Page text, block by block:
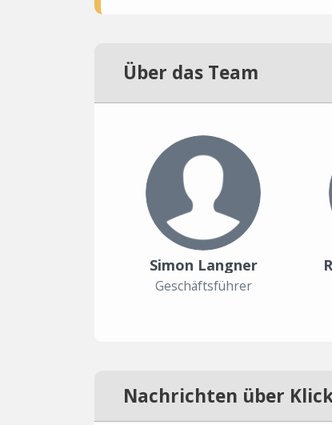
Über das Team
Simon Langner
Geschäftsführer
Nachrichten über